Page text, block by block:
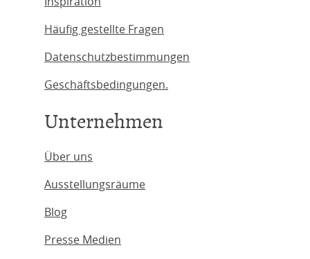
Häufig gestellte Fragen
Datenschutzbestimmungen
Geschäftsbedingungen.
Unternehmen
Über uns
Ausstellungsräume
Blog
Presse Medien